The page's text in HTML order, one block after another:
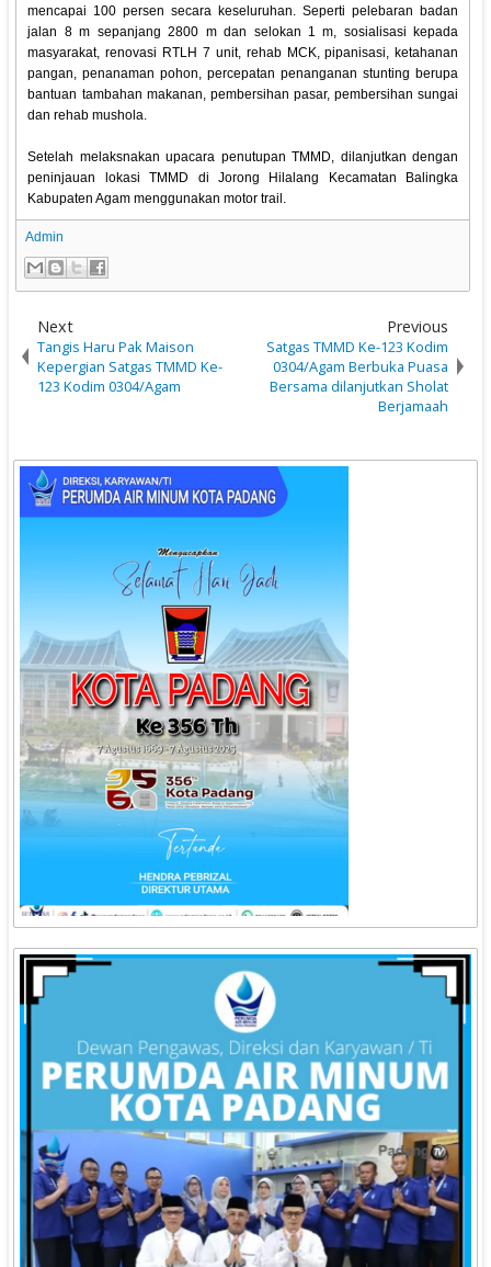
mencapai 100 persen secara keseluruhan. Seperti pelebaran badan
jalan 8 m sepanjang 2800 m dan selokan 1 m, sosialisasi kepada
masyarakat, renovasi RTLH 7 unit, rehab MCK, pipanisasi, ketahanan
pangan, penanaman pohon, percepatan penanganan stunting berupa
bantuan tambahan makanan, pembersihan pasar, pembersihan sungai
dan rehab mushola.
Setelah melaksnakan upacara penutupan TMMD, dilanjutkan dengan
peninjauan lokasi TMMD di Jorong Hilalang Kecamatan Balingka
Kabupaten Agam menggunakan motor trail.
Admin
Next
Tangis Haru Pak Maison
Kepergian Satgas TMMD Ke-
123 Kodim 0304/Agam
Previous
Satgas TMMD Ke-123 Kodim
0304/Agam Berbuka Puasa
Bersama dilanjutkan Sholat
Berjamaah